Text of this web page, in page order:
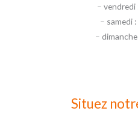
–
– samedi
–
Situez